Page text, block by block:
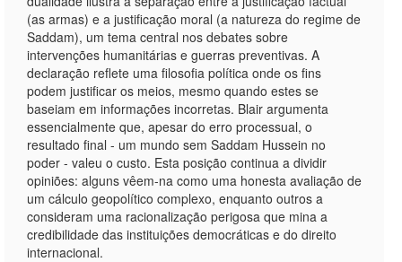
(as armas) e a justificação moral (a natureza do regime de
Saddam), um tema central nos debates sobre
intervenções humanitárias e guerras preventivas. A
declaração reflete uma filosofia política onde os fins
podem justificar os meios, mesmo quando estes se
baseiam em informações incorretas. Blair argumenta
essencialmente que, apesar do erro processual, o
resultado final - um mundo sem Saddam Hussein no
poder - valeu o custo. Esta posição continua a dividir
opiniões: alguns vêem-na como uma honesta avaliação de
um cálculo geopolítico complexo, enquanto outros a
consideram uma racionalização perigosa que mina a
credibilidade das instituições democráticas e do direito
internacional.